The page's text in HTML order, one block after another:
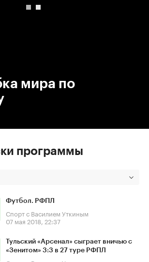
мира по
программы
Футбол. РФПЛ
Спорт с Василием Уткиным
07 мая 2018, 22:37
Тульский «Арсенал» сыграет вничью с
«Зенитом» 3:3 в 27 туре РФПЛ